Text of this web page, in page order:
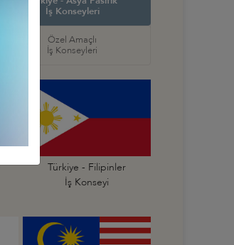
İş Konseyleri
Özel Amaçlı
İş Konseyleri
Türkiye - Filipinler
İş Konseyi